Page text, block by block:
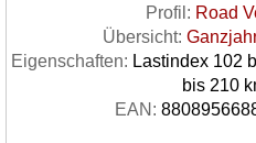
Profil: Road
Übersicht:
Eigenschaften: Lastindex 102
bis 210
EAN: